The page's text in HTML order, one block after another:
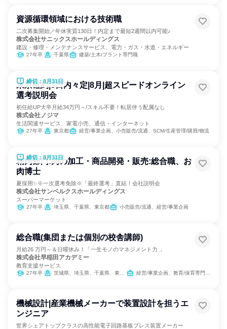
資源循環領域における技術職
二次募集開始／年休実質130日！内定まで最短2週間以内可能♪
株式会社サニックスホールディングス
建設・修理・メンテナンスサービス、電力・ガス・水道・エネルギー
27年卒 千葉県 建築/土木/プラント専門職
締切：8月31日
東京確約|3日内々定|8月|超スピードオンライン
選考説明会
初任給UP大卒月給34万円～/スキル不要！転居伴う配属なし
株式会社ノジマ
生活関連サービス、家電小売、通信・インターネット
27年卒 東京都 経営/事業企画、小売販売/流通、SCM/生産管理/購買/物流
締切：8月31日
精肉部門:肉の加工・商品開発・販売:総合職、お
肉博士
夏採用✨️※一次選考免除※「最終選考」直結！会社説明会
株式会社サンベルクスホールディングス
スーパーマーケット
27年卒 埼玉県、千葉県、東京都 小売販売/流通、経営/事業企画
総合職(集団または個別の校舎講師)
月給26 万円～＆日曜休み！「一生モノのマネジメント力 」
株式会社早稲田アカデミー
教育支援サービス
27年卒 茨城県、埼玉県、千葉県、東京都、神奈川県 経営/事業企画、教育/保育専門職、人事
機械設計|産業機械メーカーで装置設計を担うエ
ンジニア
世界シェアトップクラスの高性能電子回路基板プレス装置メーカー